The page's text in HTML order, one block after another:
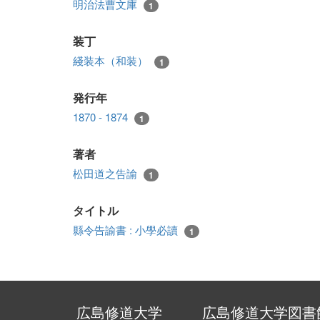
明治法曹文庫 1
装丁
綫装本（和装） 1
発行年
1870 - 1874 1
著者
松田道之告諭 1
タイトル
縣令告諭書 : 小學必讀 1
広島修道大学 広島修道大学図